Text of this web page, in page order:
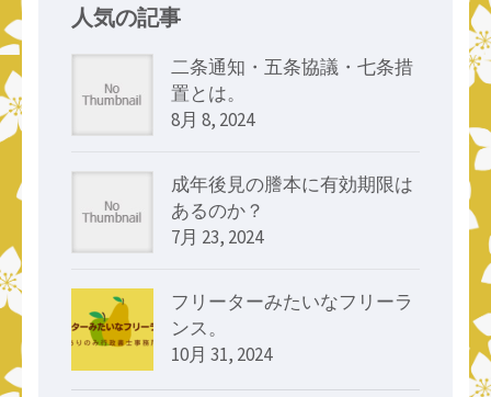
人気の記事
二条通知・五条協議・七条措
置とは。
8月 8, 2024
成年後見の謄本に有効期限は
あるのか？
7月 23, 2024
フリーターみたいなフリーラ
ンス。
10月 31, 2024